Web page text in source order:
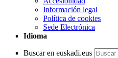
Información legal
Política de cookies
Sede Electrónica
Idioma
Buscar en euskadi.eus